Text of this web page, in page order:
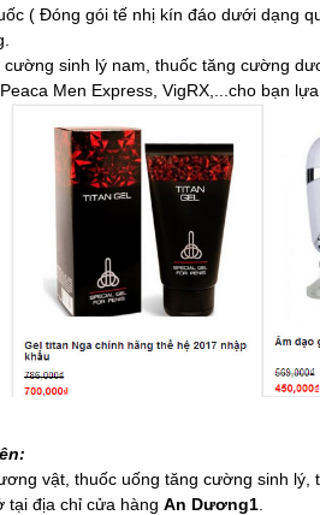
( Đóng gói tế nhị kín đáo dưới dạng
sinh lý nam, thuốc tăng cường
Men Express, VigRX,...cho bạn lựa
vật, thuốc uống tăng cường sinh
tại địa chỉ cửa hàngAn Dương1